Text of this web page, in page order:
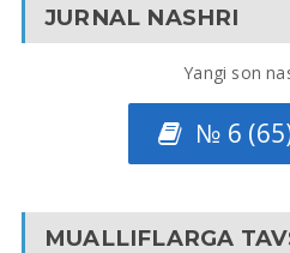
JURNAL NASHRI
Yangi son
№ 6
MUALLIFLARGA